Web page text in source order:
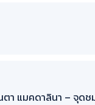
ตา แมคดาลินา – จุด